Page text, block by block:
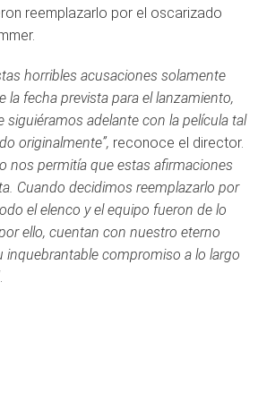
reemplazarlo por el oscarizado
horribles acusaciones solamente
la fecha prevista para el lanzamiento,
siguiéramos adelante con la película tal
originalmente”, reconoce el director.
nos permitía que estas afirmaciones
Cuando decidimos reemplazarlo por
el elenco y el equipo fueron de lo
ello, cuentan con nuestro eterno
inquebrantable compromiso a lo largo
.